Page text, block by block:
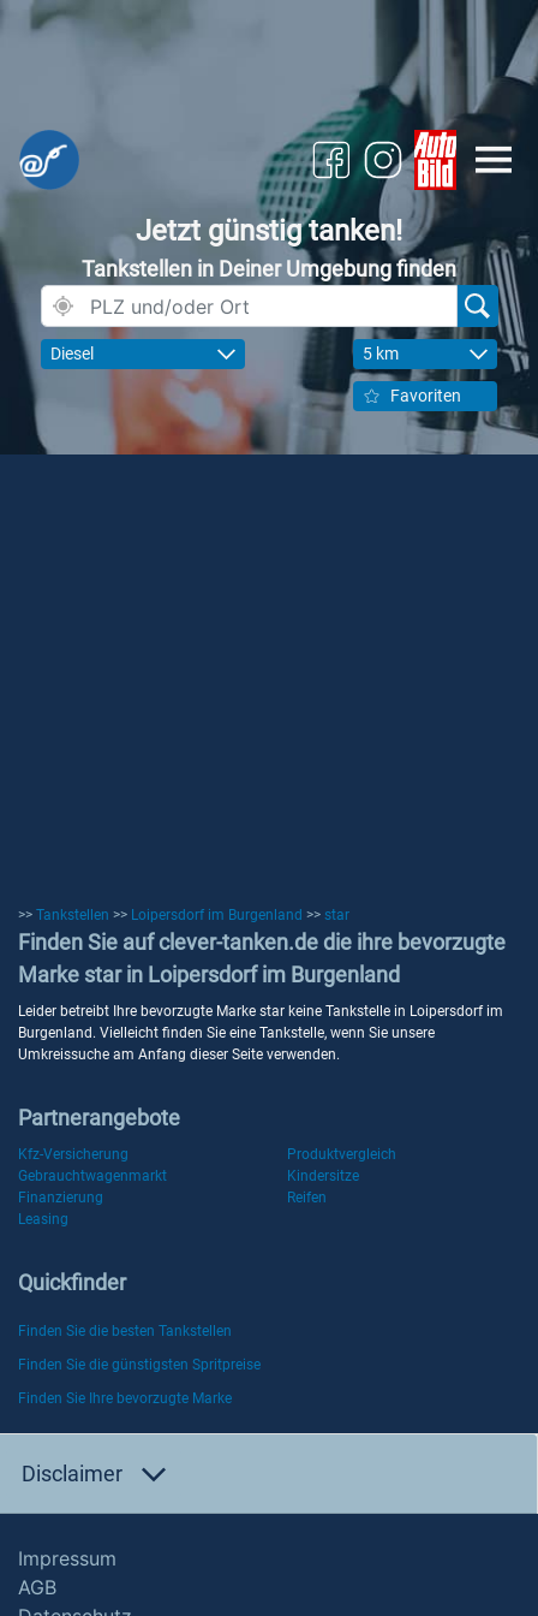
Jetzt günstig tanken!
Tankstellen in Deiner Umgebung finden
Diesel 5 km
Favoriten
>> Tankstellen >> Loipersdorf im Burgenland >> star
Finden Sie auf clever-tanken.de die ihre bevorzugte
Marke star in Loipersdorf im Burgenland
Leider betreibt Ihre bevorzugte Marke star keine Tankstelle in Loipersdorf im
Burgenland. Vielleicht finden Sie eine Tankstelle, wenn Sie unsere
Umkreissuche am Anfang dieser Seite verwenden.
Partnerangebote
Kfz-Versicherung
Produktvergleich
Gebrauchtwagenmarkt
Kindersitze
Finanzierung
Reifen
Leasing
Quickfinder
Finden Sie die besten Tankstellen
Finden Sie die günstigsten Spritpreise
Finden Sie Ihre bevorzugte Marke
Disclaimer
Impressum
AGB